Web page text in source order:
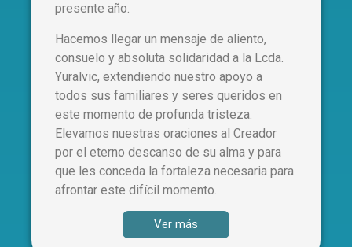
presente año.
Hacemos llegar un mensaje de aliento,
consuelo y absoluta solidaridad a la Lcda.
Yuralvic, extendiendo nuestro apoyo a
todos sus familiares y seres queridos en
este momento de profunda tristeza.
Elevamos nuestras oraciones al Creador
por el eterno descanso de su alma y para
que les conceda la fortaleza necesaria para
afrontar este difícil momento.
Ver más